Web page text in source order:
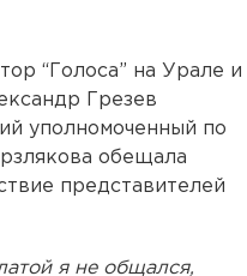
“Голоса” на Урале и
Грезев
уполномоченный по
обещала
представителей
я не общался,